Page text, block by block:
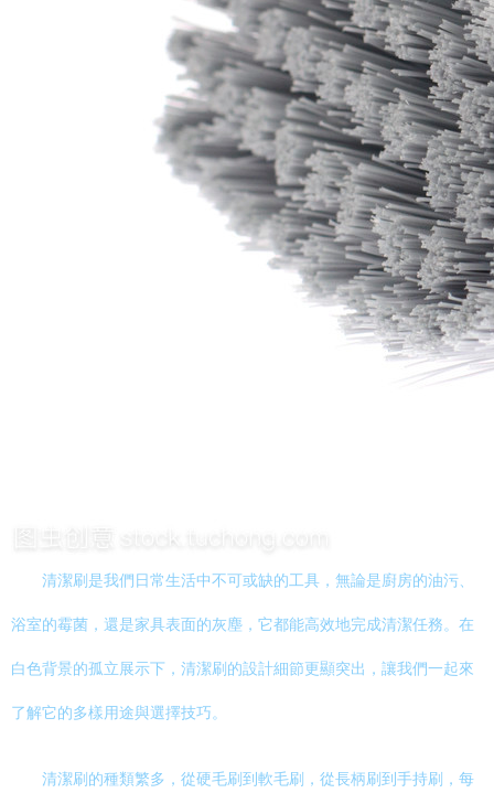
清潔刷是我們日常生活中不可或缺的工具，無論是廚房的油污、
浴室的霉菌，還是家具表面的灰塵，它都能高效地完成清潔任務。在
白色背景的孤立展示下，清潔刷的設計細節更顯突出，讓我們一起來
了解它的多樣用途與選擇技巧。
清潔刷的種類繁多，從硬毛刷到軟毛刷，從長柄刷到手持刷，每